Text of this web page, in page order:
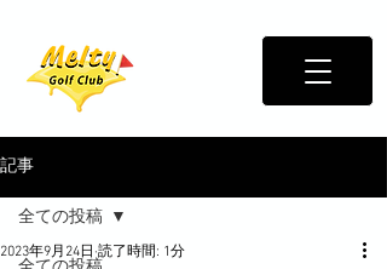
記事
全ての投稿
2023年9月24日 読了時間: 1分